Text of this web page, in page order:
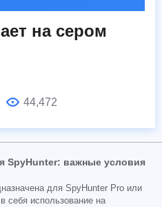
на сером
44,472
SpyHunter: важные условия
для SpyHunter Pro или
себя использование на